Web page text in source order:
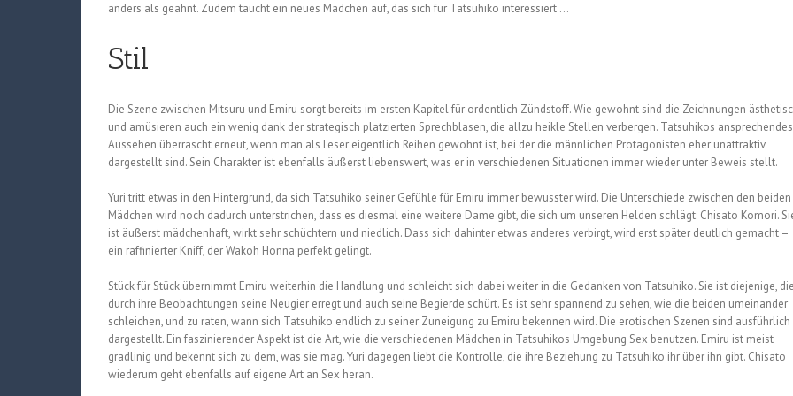
anders als geahnt. Zudem taucht ein neues Mädchen auf, das sich für Tatsuhiko interessiert …
Stil
Die Szene zwischen Mitsuru und Emiru sorgt bereits im ersten Kapitel für ordentlich Zündstoff. Wie gewohnt sind die Zeichnungen
und amüsieren auch ein wenig dank der strategisch platzierten Sprechblasen, die allzu heikle Stellen verbergen. Tatsuhikos ansprechendes
Aussehen überrascht erneut, wenn man als Leser eigentlich Reihen gewohnt ist, bei der die männlichen Protagonisten eher unattraktiv
dargestellt sind. Sein Charakter ist ebenfalls äußerst liebenswert, was er in verschiedenen Situationen immer wieder unter Beweis stellt.
Yuri tritt etwas in den Hintergrund, da sich Tatsuhiko seiner Gefühle für Emiru immer bewusster wird. Die Unterschiede zwischen den beiden
Mädchen wird noch dadurch unterstrichen, dass es diesmal eine weitere Dame gibt, die sich um unseren Helden schlägt: Chisato Komori.
ist äußerst mädchenhaft, wirkt sehr schüchtern und niedlich. Dass sich dahinter etwas anderes verbirgt, wird erst später deutlich gemacht –
ein raffinierter Kniff, der Wakoh Honna perfekt gelingt.
Stück für Stück übernimmt Emiru weiterhin die Handlung und schleicht sich dabei weiter in die Gedanken von Tatsuhiko. Sie ist diejenige, die
durch ihre Beobachtungen seine Neugier erregt und auch seine Begierde schürt. Es ist sehr spannend zu sehen, wie die beiden umeinander
schleichen, und zu raten, wann sich Tatsuhiko endlich zu seiner Zuneigung zu Emiru bekennen wird. Die erotischen Szenen sind ausführlich
dargestellt. Ein faszinierender Aspekt ist die Art, wie die verschiedenen Mädchen in Tatsuhikos Umgebung Sex benutzen. Emiru ist meist
gradlinig und bekennt sich zu dem, was sie mag. Yuri dagegen liebt die Kontrolle, die ihre Beziehung zu Tatsuhiko ihr über ihn gibt. Chisato
wiederum geht ebenfalls auf eigene Art an Sex heran.